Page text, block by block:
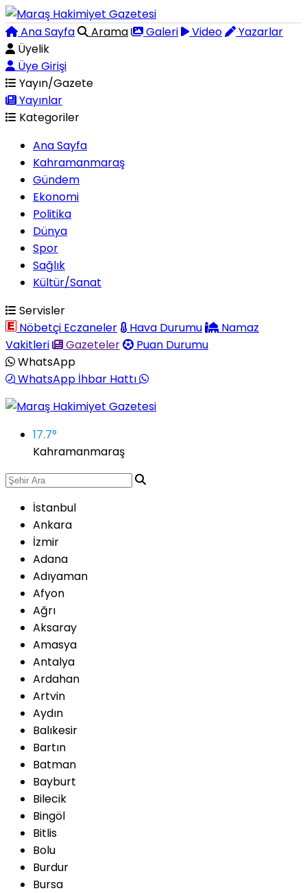
Ana Sayfa Arama Galeri Video
Yazarlar
Üyelik
Üye Girişi
Yayın/Gazete
Yayınlar
Kategoriler
Ana Sayfa
Kahramanmaraş
Gündem
Ekonomi
Politika
Dünya
Spor
Sağlık
Kültür/Sanat
Servisler
Nöbetçi Eczaneler
Hava Durumu
Namaz
Vakitleri
Gazeteler
Puan Durumu
WhatsApp
WhatsApp İhbar Hattı
17.7°
Kahramanmaraş
İstanbul
Ankara
İzmir
Adana
Adıyaman
Afyon
Ağrı
Aksaray
Amasya
Antalya
Ardahan
Artvin
Aydın
Balıkesir
Bartın
Batman
Bayburt
Bilecik
Bingöl
Bitlis
Bolu
Burdur
Bursa